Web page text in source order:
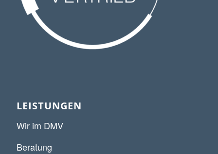
LEISTUNGEN
Wir im DMV
Beratung